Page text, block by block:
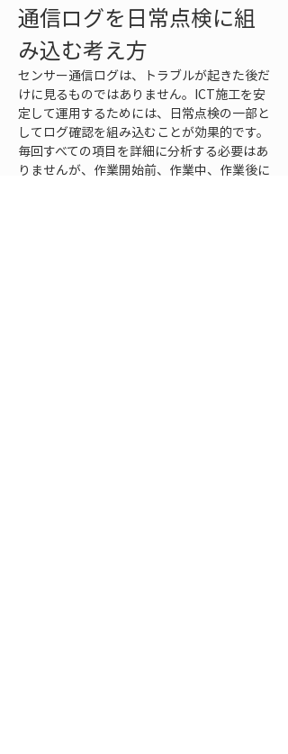
通信ログを日常点検に組
み込む考え方
センサー通信ログは、トラブルが起きた後だ
けに見るものではありません。ICT施工を安
定して運用するためには、日常点検の一部と
してログ確認を組み込むことが効果的です。
毎回すべての項目を詳細に分析する必要はあ
りませんが、作業開始前、作業中、作業後に